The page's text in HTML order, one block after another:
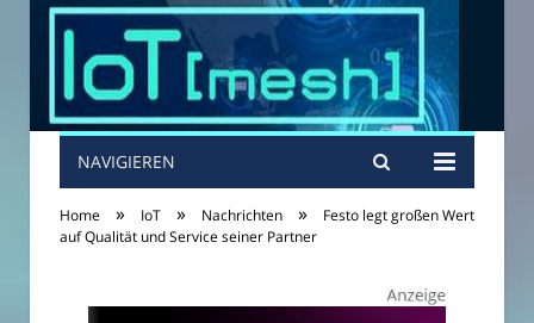
NAVIGIEREN
Home » IoT » Nachrichten »
Festo legt großen Wert
auf Qualität und Service seiner Partner